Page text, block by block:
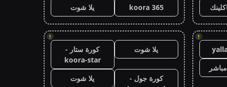
!
koora 365
يلا شوت
!
يلا شوت
كورة ستار -
koora-star
كورة جول -
يلا شوت